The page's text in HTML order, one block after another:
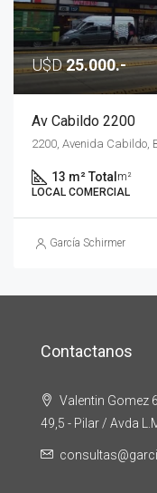
U$D25.000.-
Av Cabildo 2200
13 m² Total m²
LOCAL COMERCIAL
García Schirmer
Contactanos
Valentin Gomez
49,5 - Pilar / Avda